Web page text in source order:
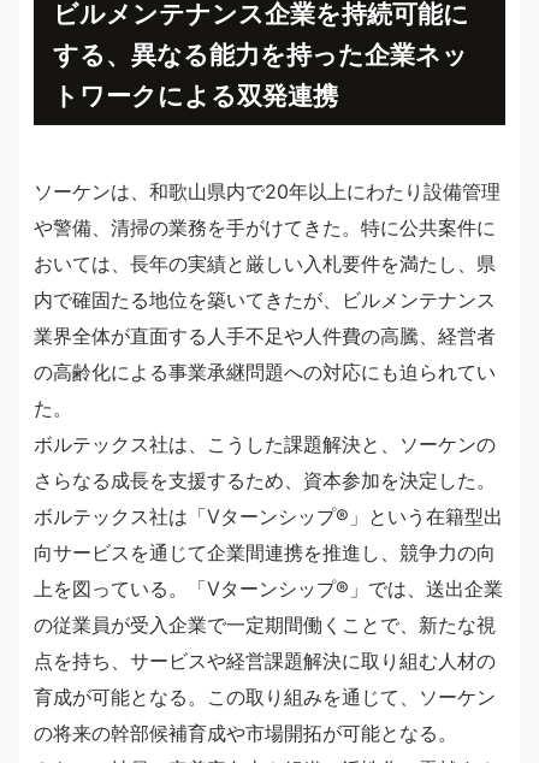
ビルメンテナンス企業を持続可能に
する、異なる能力を持った企業ネッ
トワークによる双発連携
ソーケンは、和歌山県内で20年以上にわたり設備管理
や警備、清掃の業務を手がけてきた。特に公共案件に
おいては、長年の実績と厳しい入札要件を満たし、県
内で確固たる地位を築いてきたが、ビルメンテナンス
業界全体が直面する人手不足や人件費の高騰、経営者
の高齢化による事業承継問題への対応にも迫られてい
た。
ボルテックス社は、こうした課題解決と、ソーケンの
さらなる成長を支援するため、資本参加を決定した。
ボルテックス社は「Vターンシップ®」という在籍型出
向サービスを通じて企業間連携を推進し、競争力の向
上を図っている。「Vターンシップ®」では、送出企業
の従業員が受入企業で一定期間働くことで、新たな視
点を持ち、サービスや経営課題解決に取り組む人材の
育成が可能となる。この取り組みを通じて、ソーケン
の将来の幹部候補育成や市場開拓が可能となる。